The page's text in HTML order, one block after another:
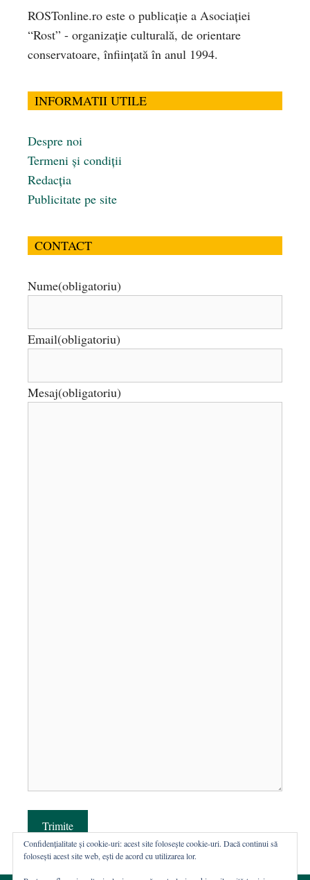
ROSTonline.ro este o publicaţie a Asociaţiei
“Rost” - organizaţie culturală, de orientare
conservatoare, înfiinţată în anul 1994.
INFORMATII UTILE
Despre noi
Termeni și condiții
Redacția
Publicitate pe site
CONTACT
Nume(obligatoriu)
Email(obligatoriu)
Mesaj(obligatoriu)
Trimite
Confidențialitate și cookie-uri: acest site folosește cookie-uri. Dacă continui să
folosești acest site web, ești de acord cu utilizarea lor.